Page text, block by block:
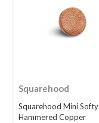
Squarehood
Squarehood Mini Softy
Hammered Copper